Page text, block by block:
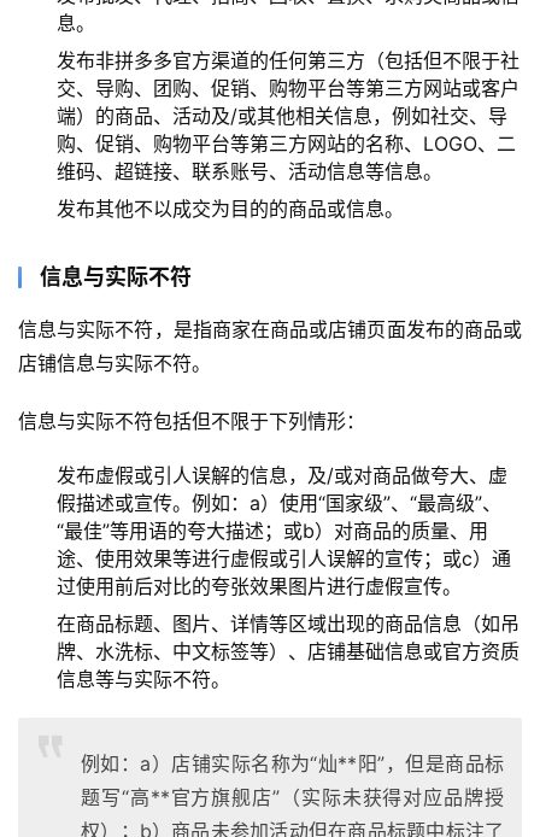
息。
发布非拼多多官方渠道的任何第三方（包括但不限于社
交、导购、团购、促销、购物平台等第三方网站或客户
端）的商品、活动及/或其他相关信息，例如社交、导
购、促销、购物平台等第三方网站的名称、LOGO、二
维码、超链接、联系账号、活动信息等信息。
发布其他不以成交为目的的商品或信息。
信息与实际不符
信息与实际不符，是指商家在商品或店铺页面发布的商品或
店铺信息与实际不符。
信息与实际不符包括但不限于下列情形：
发布虚假或引人误解的信息，及/或对商品做夸大、虚
假描述或宣传。例如：a）使用“国家级”、“最高级”、
“最佳”等用语的夸大描述；或b）对商品的质量、用
途、使用效果等进行虚假或引人误解的宣传；或c）通
过使用前后对比的夸张效果图片进行虚假宣传。
在商品标题、图片、详情等区域出现的商品信息（如吊
牌、水洗标、中文标签等）、店铺基础信息或官方资质
信息等与实际不符。
例如：a）店铺实际名称为“灿**阳”，但是商品标
题写“高**官方旗舰店”（实际未获得对应品牌授
权）；b）商品未参加活动但在商品标题中标注了